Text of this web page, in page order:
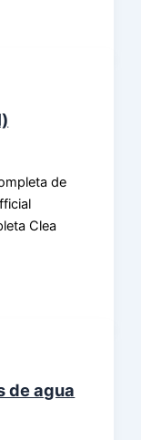
de
Clea
de agua